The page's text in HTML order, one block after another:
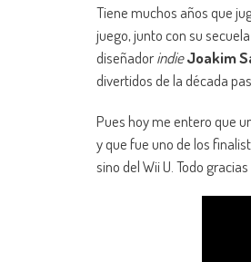
Tiene muchos años que
juego, junto con su
diseñadorindieJoakim
divertidos de la década
Pues hoy me entero que
y que fue uno de los
sino del Wii U. Todo gracias